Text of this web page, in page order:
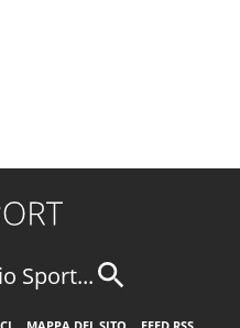
Sport...